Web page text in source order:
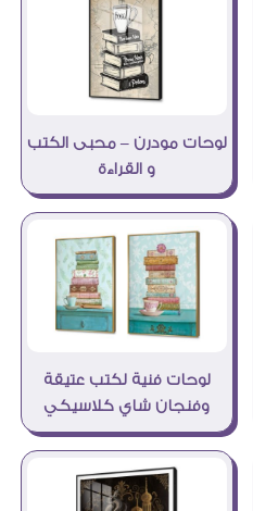
لوحات مودرن – محبى الكتب
و القراءة
لوحات فنية لكتب عتيقة
وفنجان شاي كلاسيكي